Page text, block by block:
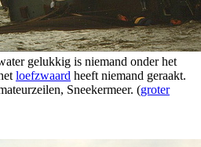
gelukkig is niemand onder het
loefzwaard heeft niemand geraakt.
Sneekermeer. (groter